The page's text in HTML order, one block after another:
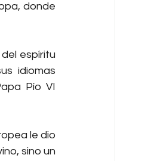
donde
espíritu
idiomas
Pío VI
le dio
sino un